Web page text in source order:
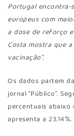
Portugal encontra-
europeus com
a dose de reforço
Costa mostra que
vacinação”.
Os dados partem
jornal “Público”.
percentuais abaixo
apresenta a 23.14%.